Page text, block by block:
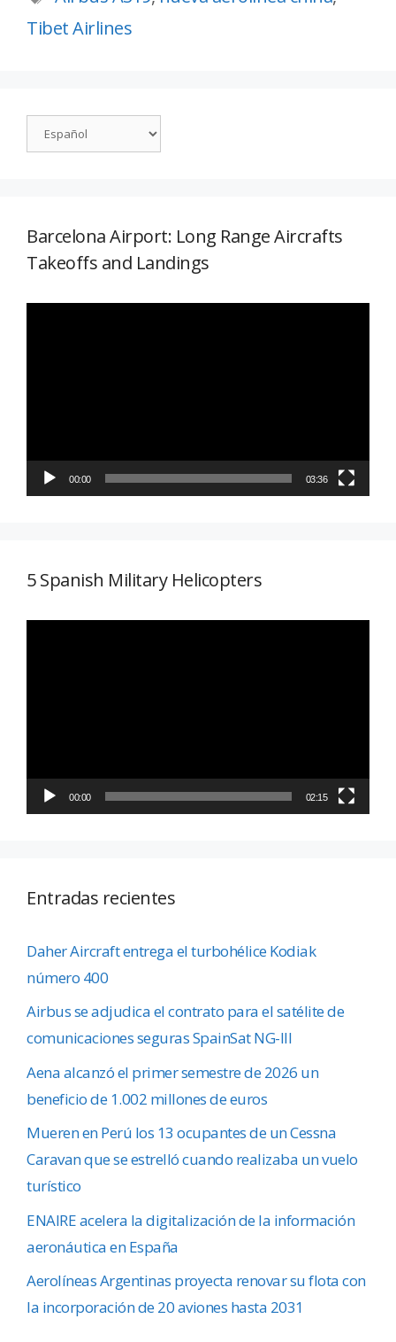
Tibet Airlines
Barcelona Airport: Long Range Aircrafts
Takeoffs and Landings
00:00 03:36
5 Spanish Military Helicopters
00:00 02:15
Entradas recientes
Daher Aircraft entrega el turbohélice Kodiak
número 400
Airbus se adjudica el contrato para el satélite de
comunicaciones seguras SpainSat NG-III
Aena alcanzó el primer semestre de 2026 un
beneficio de 1.002 millones de euros
Mueren en Perú los 13 ocupantes de un Cessna
Caravan que se estrelló cuando realizaba un vuelo
turístico
ENAIRE acelera la digitalización de la información
aeronáutica en España
Aerolíneas Argentinas proyecta renovar su flota con
la incorporación de 20 aviones hasta 2031